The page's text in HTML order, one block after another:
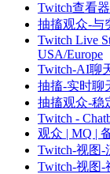
Twitch查看
抽搐观众-与
Twitch Live
USA/Europe
Twitch-AI聊
抽搐-实时聊
抽搐观众-稳
Twitch -
观众 | MQ |
Twitch-视图-
Twitch-视图-